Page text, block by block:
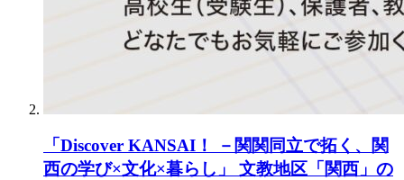
「Discover KANSAI！ －関関同立で拓く、関
西の学び×文化×暮らし」 文教地区「関西」の